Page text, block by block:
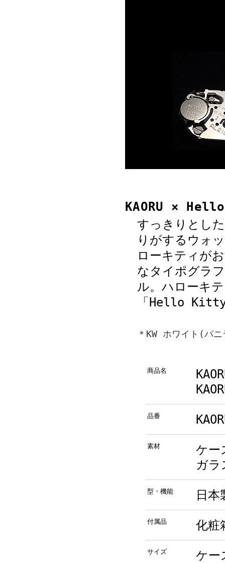
KAORU ×
すっきりとし
りがするウォ
ローキティが
なタイポグラ
ル。ハローキ
「Hello Kitty
＊KW ホワイト(バ
商品名
品番
素材
ケー
ガ
型・機能 日
付属品 化
サイズ
ケー